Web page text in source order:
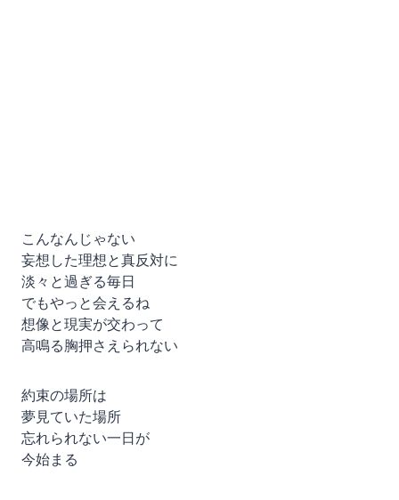
こんなんじゃない
妄想した理想と真反対に
淡々と過ぎる毎日
でもやっと会えるね
想像と現実が交わって
高鳴る胸押さえられない
約束の場所は
夢見ていた場所
忘れられない一日が
今始まる